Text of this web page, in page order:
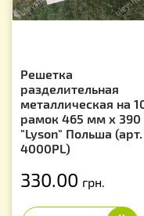
Решетка
разделительная
металлическая на
рамок 465 мм х
"Lyson" Польша (арт.
4000PL)
330.00 грн.